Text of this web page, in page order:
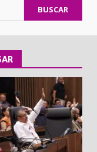
BUSCAR